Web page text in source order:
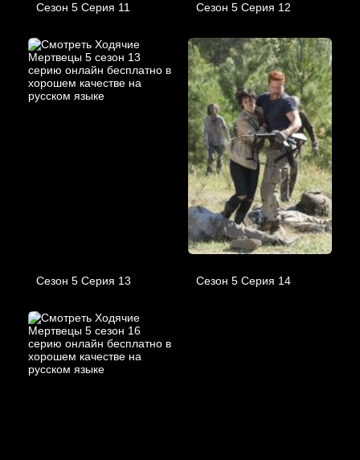
Сезон 5 Серия 11 Сезон 5 Серия 12
Сезон 5 Серия 13 Сезон 5 Серия 14